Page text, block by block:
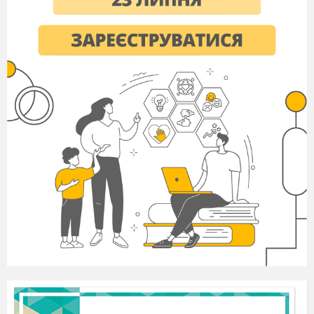
розв'язування прикладів на додавання. (С.39)
Склад числа 10. Складання і розв'язування прикладів
геометричних фігур. Складання прикладів за
додавання за числовим відрізком. (С.41)
39 Число 10. Склад чисел до 10. Складання і розв'язування
(С.42)
40 Ознайомлення з дією віднімання. Знак “-”. Складання
числовим відрізком та предметними малюнками. (С.43)
Дія віднімання. Складання і розв'язування прикладів
Зв'язок
додавання і віднімання. Складання прикладів
додавання. Вимірювання довжини відрізків. (С.45)
Зв'язок
додавання і віднімання. Складання прикладів
(С.46)
Число та цифра 0. Написання цифри 0. (С.47)
46 Додавання і віднімання числа 0. Складання та
віднімання чисел 0 і 1. (С.49)